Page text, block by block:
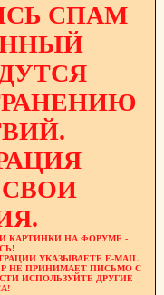
СПАМ
КАРТИНКИ НА ФОРУМЕ -
УКАЗЫВАЕТЕ E-MAIL
НЕ ПРИНИМАЕТ ПИСЬМО С
ИСПОЛЬЗУЙТЕ ДРУГИЕ